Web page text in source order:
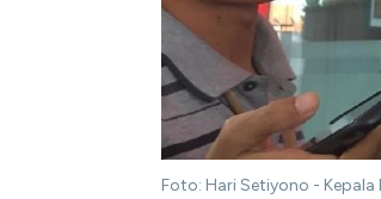
Foto: Hari Setiyono -